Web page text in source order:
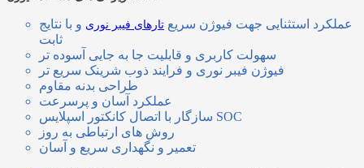
عملکرد استثنایی جهت فیوژن سریع تارهای فیبر نوری و با نتایج
ثابت
سهولت کاربری و قابلیت جا به جایی آسوده تر
فیوژن فیبر نوری و فرایند ذوب شرینک سریع تر
طراحی بدنه مقاوم
عملکرد آسان و پرسرعت
سازگار با اتصال کانکتور اسپلایس SOC
روش های ارتباطی به روز
تعمیر و نگهداری سریع و آسان